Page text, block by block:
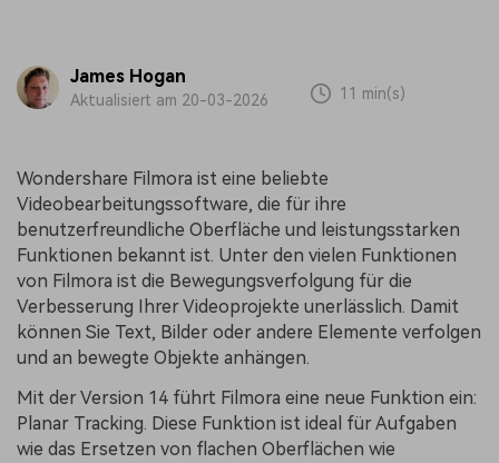
James Hogan
Aktualisiert am 20-03-2026 11 min(s)
Wondershare Filmora ist eine beliebte
Videobearbeitungssoftware, die für ihre
benutzerfreundliche Oberfläche und leistungsstarken
Funktionen bekannt ist. Unter den vielen Funktionen
von Filmora ist die Bewegungsverfolgung für die
Verbesserung Ihrer Videoprojekte unerlässlich. Damit
können Sie Text, Bilder oder andere Elemente verfolgen
und an bewegte Objekte anhängen.
Mit der Version 14 führt Filmora eine neue Funktion ein:
Planar Tracking. Diese Funktion ist ideal für Aufgaben
wie das Ersetzen von flachen Oberflächen wie